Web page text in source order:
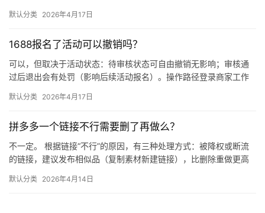
默认分类 2026年4月17日
1688报名了活动可以撤销吗？
可以，但取决于活动状态：待审核状态可自由撤销无影响；审核通
过后退出会有处罚（影响后续活动报名）。操作路径登录商家工作
默认分类 2026年4月17日
拼多多一个链接不行需要删了再做么？
不一定。 根据链接“不行”的原因，有三种处理方式：被降权或断流
的链接，建议发布相似品（复制素材新建链接），比删除重做更高
市…
默认分类 2026年4月14日